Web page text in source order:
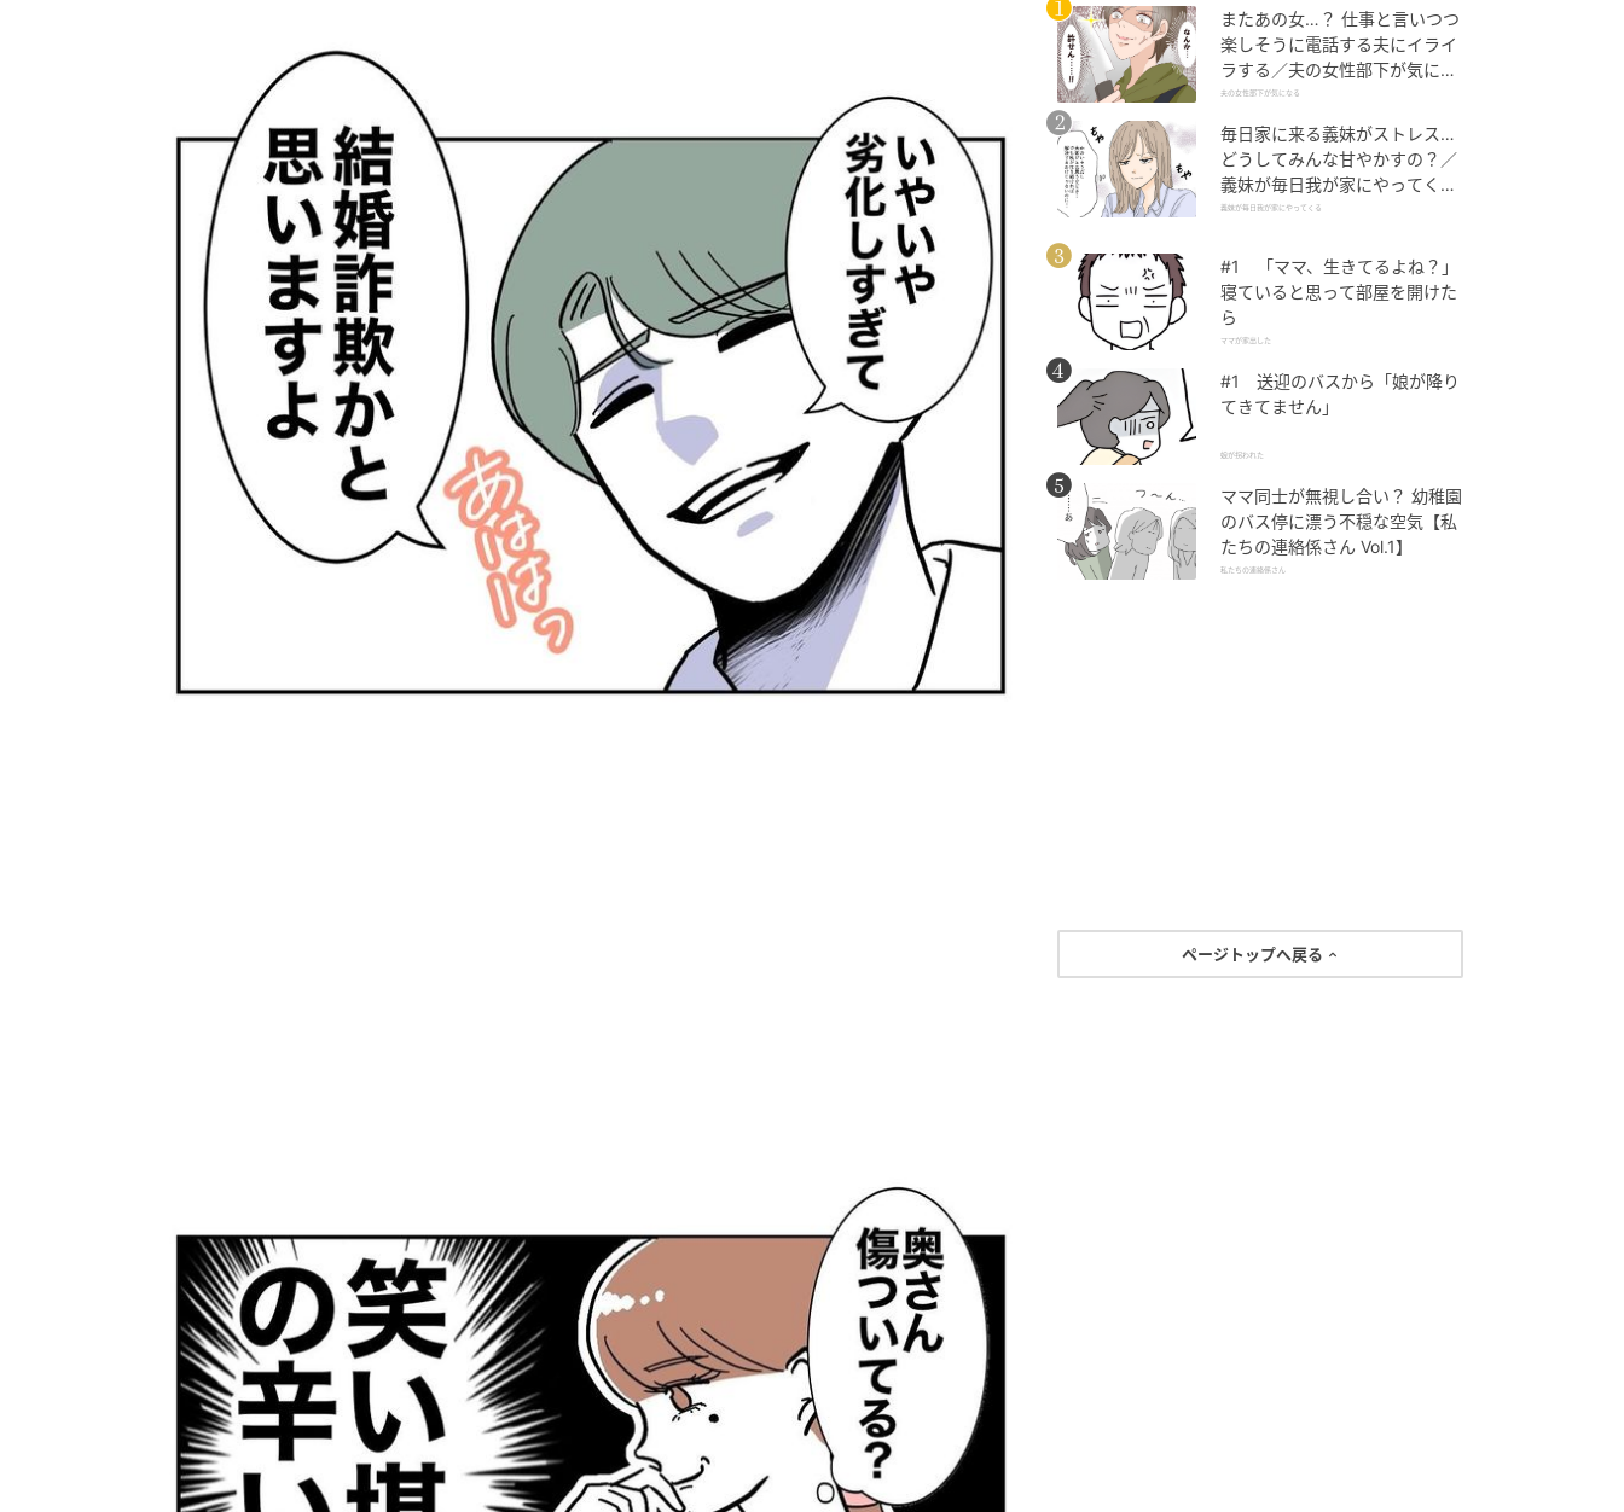
またあの女…？ 仕事と言いつつ
楽しそうに電話する夫にイライ
ラする／夫の女性部下が気にな
る（1）【夫婦の危機 まんが】
夫の女性部下が気になる
毎日家に来る義妹がストレス…
どうしてみんな甘やかすの？／
義妹が毎日我が家にやってくる
（1）【義父母がシンドイんで
義妹が毎日我が家にやってくる
#1 「ママ、生きてるよね？」
寝ていると思って部屋を開けた
ら
ママが家出した
#1 送迎のバスから「娘が降り
てきてません」
娘が拐われた
ママ同士が無視し合い？ 幼稚園
のバス停に漂う不穏な空気【私
たちの連絡係さん Vol.1】
私たちの連絡係さん
ページトップへ戻る